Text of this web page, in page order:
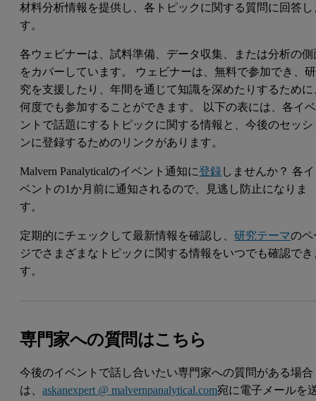
材料分析情報を提供し、各トピックに関する質問に回答し
す。
各ウェビナーは、試料準備、データ収集、または分析の側
をカバーしています。 ウェビナーは、無料で参加でき、研
究を支援したり、年間を通じて知識を深めたりするために
何度でも参加することができます。 以下の表には、各イベ
ントで話題にするトピックに関する情報と、今後のセッシ
ンに登録するためのリンクがあります。
Malvern Panalyticalのイベント通知に登録しませんか？ 各イ
ベントの1か月前に通知されるので、見逃し防止になりま
す。
定期的にチェックして最新情報を確認し、研究テーマのペ
ジでさまざまなトピックに関する情報をいつでも確認でき
す。
専門家への質問はこちら
今後のイベントで話し合いたい専門家への質問がある場合
は、askanexpert @ malvernpanalytical.com宛に電子メールを